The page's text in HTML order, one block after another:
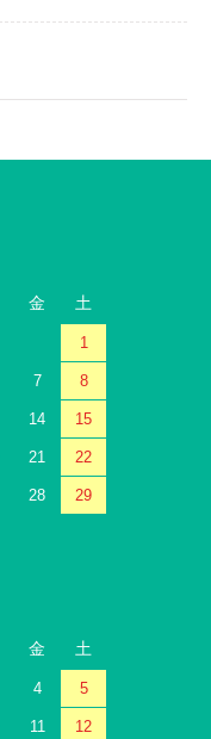
金 土
1
7 8
14 15
21 22
28 29
金 土
4 5
11 12